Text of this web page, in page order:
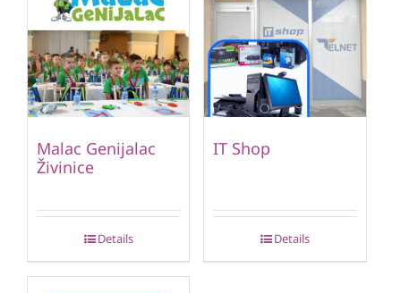
Malac Genijalac
Živinice
Details
IT Shop
Details